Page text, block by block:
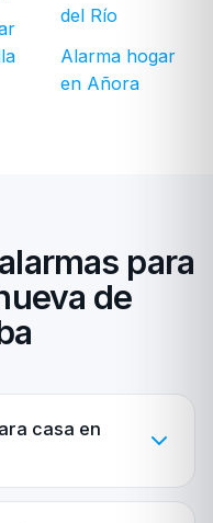
del Río
Alarma hogar
en Añora
para
de
casa en